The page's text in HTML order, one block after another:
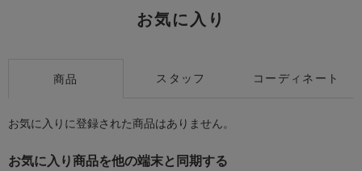
お気に入り
商品 スタッフ コーディネート
お気に入りに登録された商品はありません。
お気に入り商品を他の端末と同期する